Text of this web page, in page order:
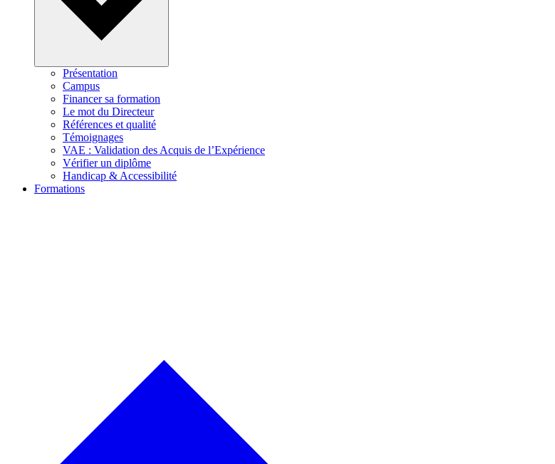
Présentation
Campus
Financer sa formation
Le mot du Directeur
Références et qualité
Témoignages
VAE : Validation des Acquis de l’Expérience
Vérifier un diplôme
Handicap & Accessibilité
Formations